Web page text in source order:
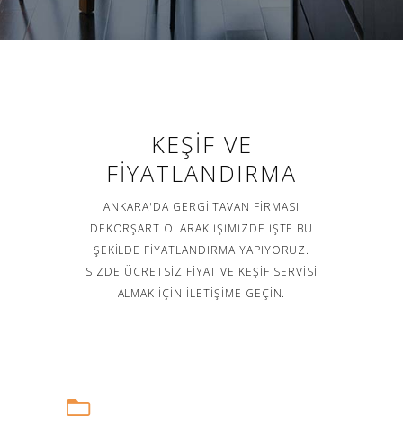
KEŞIF VE
FIYATLANDIRMA
ANKARA'DA GERGI TAVAN FIRMASI
DEKORŞART OLARAK IŞIMIZDE IŞTE BU
ŞEKILDE FIYATLANDIRMA YAPIYORUZ.
SIZDE ÜCRETSIZ FIYAT VE KEŞIF SERVISI
ALMAK IÇIN ILETIŞIME GEÇIN.